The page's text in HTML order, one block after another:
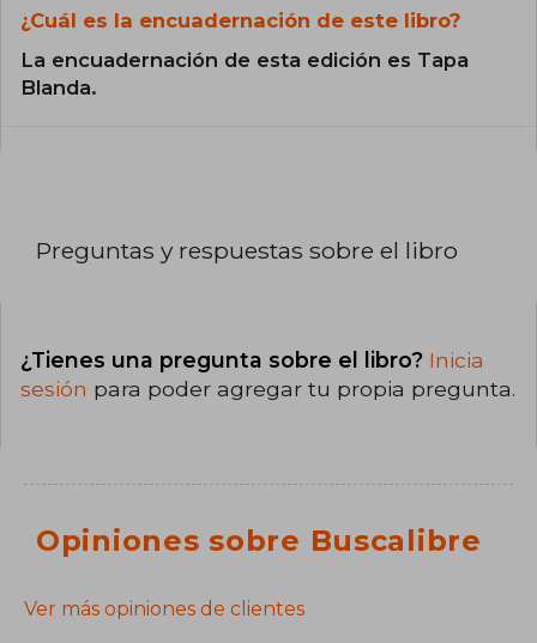
¿Cuál es la encuadernación de este libro?
La encuadernación de esta edición es Tapa
Blanda.
Preguntas y respuestas sobre el libro
¿Tienes una pregunta sobre el libro? Inicia
sesión para poder agregar tu propia pregunta.
Opiniones sobre Buscalibre
Ver más opiniones de clientes